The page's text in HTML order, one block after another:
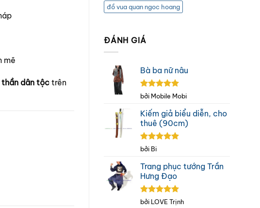
đồ vua quan ngoc hoang
ĐÁNH GIÁ
Bà ba nữ nâu
Được xếp
sao
bởi Mobile Mobi
Kiếm giả biểu diễn, cho
thuê (90cm)
Được xếp
sao
bởi Bi
Trang phục tướng Trần
Hưng Đạo
Được xếp
bởi LOVE Trịnh
mẽ
thần dân tộctrên